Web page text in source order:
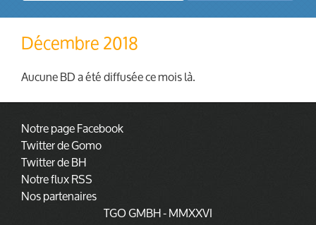
Décembre 2018
Aucune BD a été diffusée ce mois là.
Notre page Facebook
Twitter de Gomo
Twitter de BH
Notre flux RSS
Nos partenaires
TGO GMBH- MMXXVI